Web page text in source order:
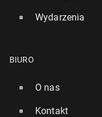
Wydarzenia
BIURO
O nas
Kontakt